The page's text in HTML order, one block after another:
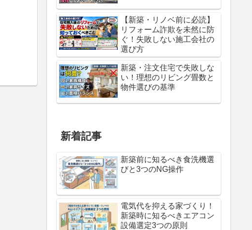
【新築・リノベ前に必読】
リフォーム詐欺を未然に防
ぐ！失敗しない施工会社の
選び方
新築・注文住宅で失敗しな
い！理想のリビング畳数と
物件選びの基準
新着記事
新築前に知るべき食洗機選
びと3つのNG操作
電気代を抑える家づくり！
新築時に知るべきエアコン
設備選定3つの原則